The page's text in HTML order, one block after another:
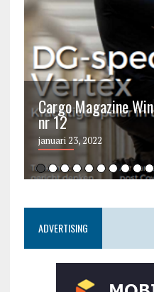
Cargo Magazine
nr 12
januari 23, 2022
ADVERTISING